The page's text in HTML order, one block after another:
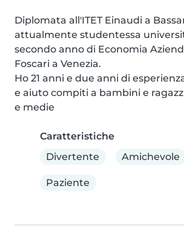
Diplomata all'ITET Einaudi a
attualmente studentessa
secondo anno di Economia
Foscari a Venezia.
Ho 21 anni e due anni di
e aiuto compiti a bambini e
e medie
Caratteristiche
Divertente
Amichevole
Paziente